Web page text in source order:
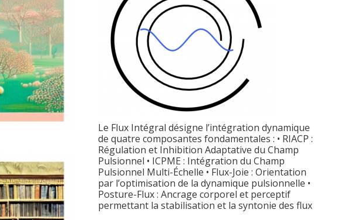
Le Flux Intégral désigne l’intégration dynamique
de quatre composantes fondamentales : • RIACP :
Régulation et Inhibition Adaptative du Champ
Pulsionnel • ICPME : Intégration du Champ
Pulsionnel Multi-Échelle • Flux-Joie : Orientation
par l’optimisation de la dynamique pulsionnelle •
Posture-Flux : Ancrage corporel et perceptif
permettant la stabilisation et la syntonie des flux